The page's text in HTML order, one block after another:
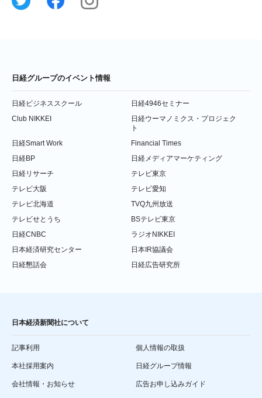
日経グループのイベント情報
日経ビジネススクール
日経4946セミナー
Club NIKKEI
日経ウーマノミクス・プロジェク
ト
日経Smart Work
Financial Times
日経BP
日経メディアマーケティング
日経リサーチ
テレビ東京
テレビ大阪
テレビ愛知
テレビ北海道
TVQ九州放送
テレビせとうち
BSテレビ東京
日経CNBC
ラジオNIKKEI
日本経済研究センター
日本IR協議会
日経懇話会
日経広告研究所
日本経済新聞社について
記事利用 個人情報の取扱
本社採用案内 日経グループ情報
会社情報・お知らせ 広告お申し込みガイド